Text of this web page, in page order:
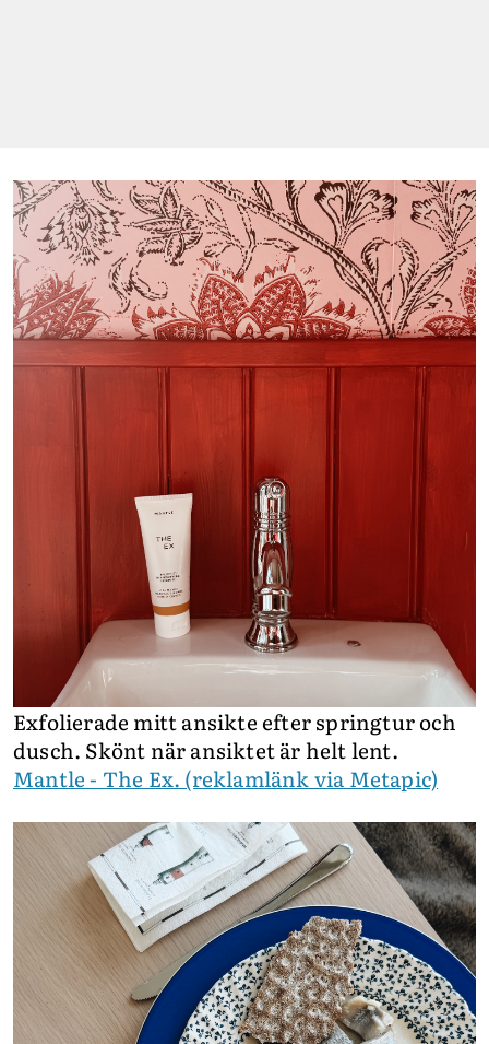
Exfolierade mitt ansikte efter springtur och
dusch. Skönt när ansiktet är helt lent.
Mantle - The Ex. (reklamlänk via Metapic)